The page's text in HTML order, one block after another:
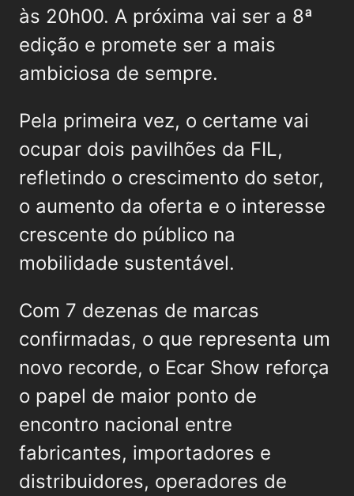
às 20h00. A próxima vai ser a 8ª
edição e promete ser a mais
ambiciosa de sempre.
Pela primeira vez, o certame vai
ocupar dois pavilhões da FIL,
refletindo o crescimento do setor,
o aumento da oferta e o interesse
crescente do público na
mobilidade sustentável.
Com 7 dezenas de marcas
confirmadas, o que representa um
novo recorde, o Ecar Show reforça
o papel de maior ponto de
encontro nacional entre
fabricantes, importadores e
distribuidores, operadores de